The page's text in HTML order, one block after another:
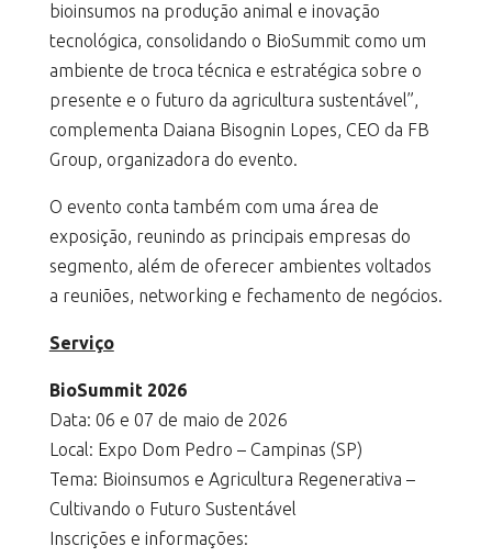
bioinsumos na produção animal e inovação
tecnológica, consolidando o BioSummit como um
ambiente de troca técnica e estratégica sobre o
presente e o futuro da agricultura sustentável”,
complementa Daiana Bisognin Lopes, CEO da FB
Group, organizadora do evento.
O evento conta também com uma área de
exposição, reunindo as principais empresas do
segmento, além de oferecer ambientes voltados
a reuniões, networking e fechamento de negócios.
Serviço
BioSummit 2026
Data: 06 e 07 de maio de 2026
Local: Expo Dom Pedro – Campinas (SP)
Tema: Bioinsumos e Agricultura Regenerativa –
Cultivando o Futuro Sustentável
Inscrições e informações: